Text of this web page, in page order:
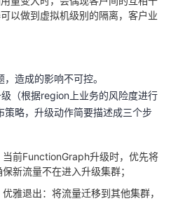
以做到虚拟机级别的隔离，客户业
造成的影响不可控。
（根据region 上业务的风险度进行
略，升级动作简要描述成三个步
当前FunctionGraph升级时，优先将
新流量不在进入升级集群；
雅退出：将流量迁移到其他集群，